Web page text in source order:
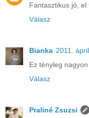
Fantasztikus jó,
Válasz
Bianka 2011.
Ez tényleg
Válasz
Praliné Zsuzsi